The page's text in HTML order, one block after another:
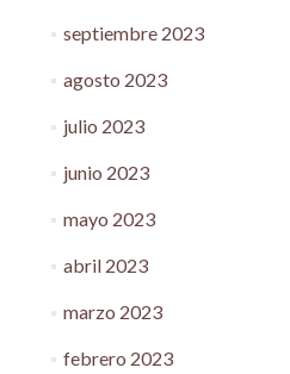
septiembre 2023
agosto 2023
julio 2023
junio 2023
mayo 2023
abril 2023
marzo 2023
febrero 2023